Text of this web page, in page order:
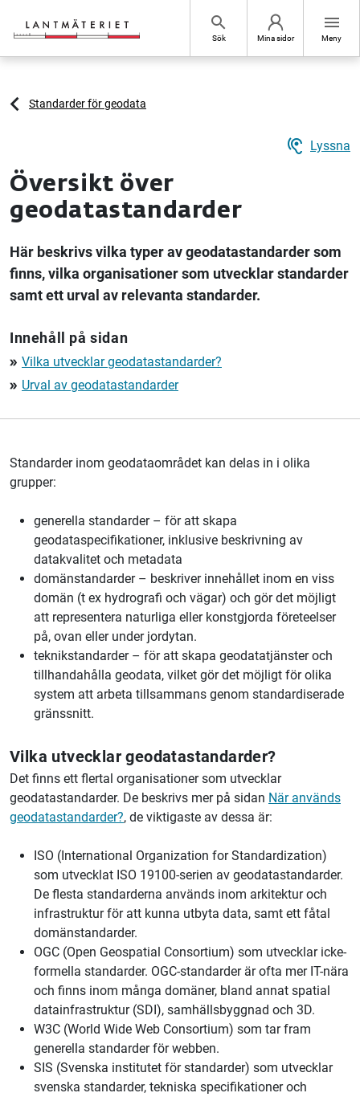
search
Sök Mina sidor
menu
Meny
Standarder för geodata
hearing Lyssna
Översikt över
geodatastandarder
Här beskrivs vilka typer av geodatastandarder som
finns, vilka organisationer som utvecklar standarder
samt ett urval av relevanta standarder.
Innehåll på sidan
double_arrow Vilka utvecklar geodatastandarder?
double_arrow Urval av geodatastandarder
Standarder inom geodataområdet kan delas in i olika
grupper:
generella standarder – för att skapa
geodataspecifikationer, inklusive beskrivning av
datakvalitet och metadata
domänstandarder – beskriver innehållet inom en viss
domän (t ex hydrografi och vägar) och gör det möjligt
att representera naturliga eller konstgjorda företeelser
på, ovan eller under jordytan.
teknikstandarder – för att skapa geodatatjänster och
tillhandahålla geodata, vilket gör det möjligt för olika
system att arbeta tillsammans genom standardiserade
gränssnitt.
Vilka utvecklar geodatastandarder?
Det finns ett flertal organisationer som utvecklar
geodatastandarder. De beskrivs mer på sidan När används
geodatastandarder?, de viktigaste av dessa är:
ISO (International Organization for Standardization)
som utvecklat ISO 19100-serien av geodatastandarder.
De flesta standarderna används inom arkitektur och
infrastruktur för att kunna utbyta data, samt ett fåtal
domänstandarder.
OGC (Open Geospatial Consortium) som utvecklar icke-
formella standarder. OGC-standarder är ofta mer IT-nära
och finns inom många domäner, bland annat spatial
datainfrastruktur (SDI), samhällsbyggnad och 3D.
W3C (World Wide Web Consortium) som tar fram
generella standarder för webben.
SIS (Svenska institutet för standarder) som utvecklar
svenska standarder, tekniska specifikationer och